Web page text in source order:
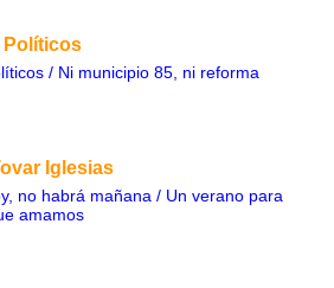
/ Ni municipio 85, ni reforma
Iglesias
no habrá mañana / Un verano para
amamos